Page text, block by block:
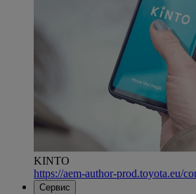
KINTO
https://aem-author-prod.toyota.eu/
Сервис